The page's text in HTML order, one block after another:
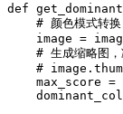
def
# 颜色模式转
image =
# 生成缩略图，
#
max_score =